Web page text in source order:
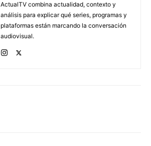
ActualTV combina actualidad, contexto y
análisis para explicar qué series, programas y
plataformas están marcando la conversación
audiovisual.